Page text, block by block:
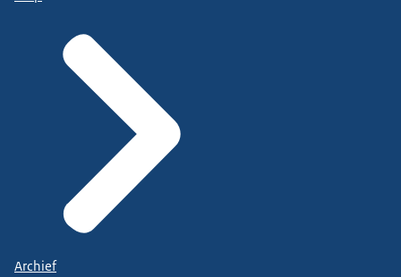
Archief